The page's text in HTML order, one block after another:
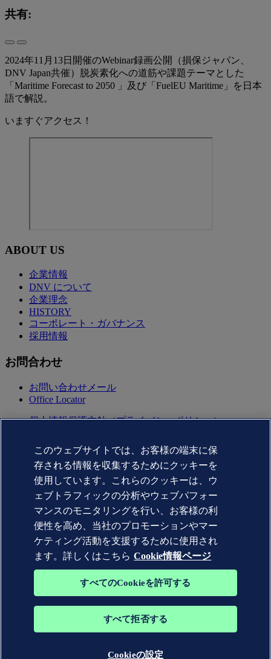
共有:
2024年11月13日開催のWebinar録画公開（損保ジャパン、
DNV Japan共催）脱炭素化への道筋や課題テーマとした
「Maritime Forecast to 2050 」及び「FuelEU Maritime」を日本
語で解説。
いますぐアクセス！
ABOUT US
企業情報
DNV について
企業理念
HISTORY
コーポレート・ガバナンス
採用情報
お問合わせ
お問い合わせメール
Office Locator
個人情報保護方針（プライバシーポリシー）
Copyright © DNV AS 2025
Cookie情報
Commercial Disclosure Based on the Act on Specified
Commercial Transactions（特定商取引法に基づく表記)
DNV GL®、DNV®、Horizon Graphic、および Det Norske
物です。 無断転載を禁じます。
このウェブサイトでは、お客様の端末に保
存される情報を収集するためにクッキーを
使用しています。これらのクッキーは、ウ
ェブトラフィックの分析やウェブパフォー
マンスのモニタリングを行い、お客様の利
便性を高め、当社のプロモーションやマー
ケティング活動を支援するために使用され
ます。詳しくはこちら Cookie情報ページ
すべてのCookieを許可する
すべて拒否する
Cookieの設定